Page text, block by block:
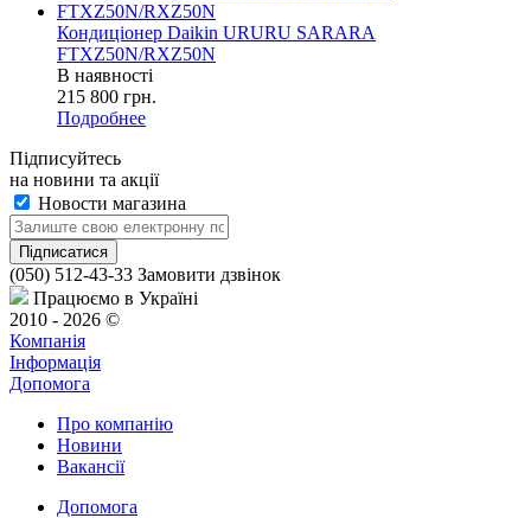
Кондиціонер Daikin URURU SARARA
FTXZ50N/RXZ50N
В наявності
215 800 грн.
Подробнее
Підписуйтесь
на новини та акції
Новости магазина
(050) 512-43-33 Замовити дзвінок
Працюємо в Україні
2010 - 2026 ©
Компанія
Інформація
Допомога
Про компанію
Новини
Вакансії
Допомога